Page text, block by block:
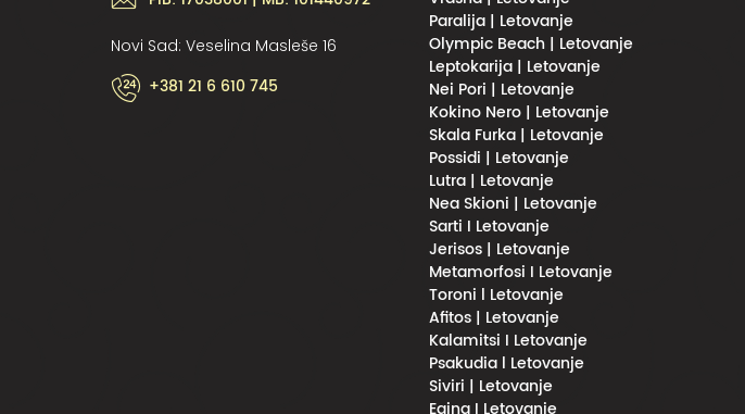
Novi Sad: Veselina Masleše 16
+381 21 6 610 745
Paralija | Letovanje
Olympic Beach | Letovanje
Leptokarija | Letovanje
Nei Pori | Letovanje
Kokino Nero | Letovanje
Skala Furka | Letovanje
Possidi | Letovanje
Lutra | Letovanje
Nea Skioni | Letovanje
Sarti I Letovanje
Jerisos | Letovanje
Metamorfosi I Letovanje
Toroni l Letovanje
Afitos | Letovanje
Kalamitsi I Letovanje
Psakudia l Letovanje
Siviri | Letovanje